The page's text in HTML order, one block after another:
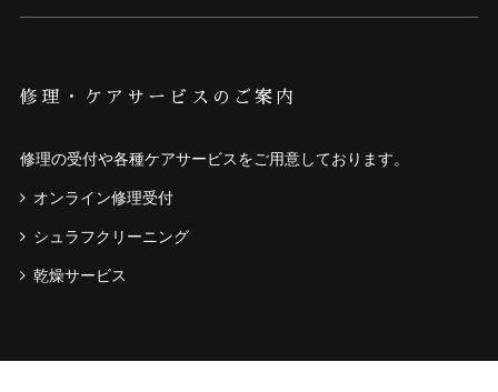
修理・ケアサービスのご案内
修理の受付や各種ケアサービスをご用意しております。
オンライン修理受付
シュラフクリーニング
乾燥サービス